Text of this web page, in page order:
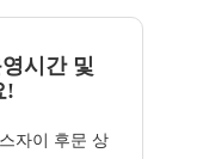
시간 및
!
자이 후문 상